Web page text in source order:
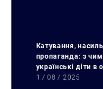
Катування,
пропаганда: з
українські діти в
1 / 08 / 2025